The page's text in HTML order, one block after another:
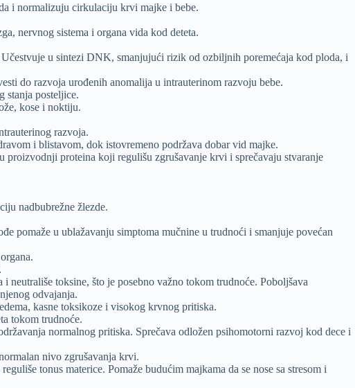
i normalizuju cirkulaciju krvi majke i bebe.
nervnog sistema i organa vida kod deteta.
u sintezi DNK, smanjujući rizik od ozbiljnih poremećaja kod ploda, i
do razvoja urođenih anomalija u intrauterinom razvoju bebe.
stanja posteljice.
kose i noktiju.
razvoja.
i blistavom, dok istovremeno podržava dobar vid majke.
proizvodnji proteina koji regulišu zgrušavanje krvi i sprečavaju stvaranje
nadbubrežne žlezde.
pomaže u ublažavanju simptoma mučnine u trudnoći i smanjuje povećan
toksine, što je posebno važno tokom trudnoće. Poboljšava
odvajanja.
kasne toksikoze i visokog krvnog pritiska.
tokom trudnoće.
normalnog pritiska. Sprečava odložen psihomotorni razvoj kod dece i
nivo zgrušavanja krvi.
tonus materice. Pomaže budućim majkama da se nose sa stresom i